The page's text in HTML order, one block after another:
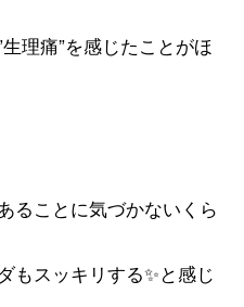
理痛”を感じたことがほ
ることに気づかないくら
もスッキリする✨と感じ